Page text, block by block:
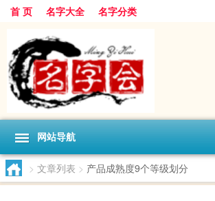
首 页 名字大全 名字分类
网站导航
> 文章列表 > 产品成熟度9个等级划分